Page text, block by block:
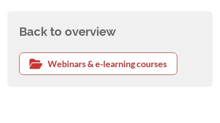
Back to overview
Webinars & e-learning courses